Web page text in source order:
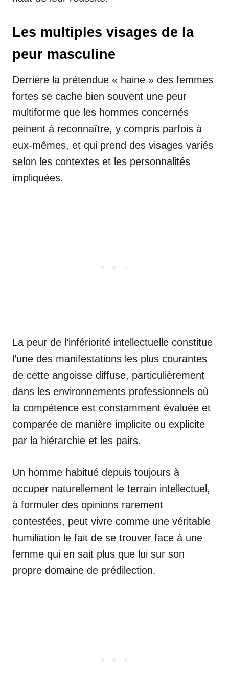
Les multiples visages de la
peur masculine
Derrière la prétendue « haine » des femmes
fortes se cache bien souvent une peur
multiforme que les hommes concernés
peinent à reconnaître, y compris parfois à
eux-mêmes, et qui prend des visages variés
selon les contextes et les personnalités
impliquées.
La peur de l’infériorité intellectuelle constitue
l’une des manifestations les plus courantes
de cette angoisse diffuse, particulièrement
dans les environnements professionnels où
la compétence est constamment évaluée et
comparée de manière implicite ou explicite
par la hiérarchie et les pairs.
Un homme habitué depuis toujours à
occuper naturellement le terrain intellectuel,
à formuler des opinions rarement
contestées, peut vivre comme une véritable
humiliation le fait de se trouver face à une
femme qui en sait plus que lui sur son
propre domaine de prédilection.